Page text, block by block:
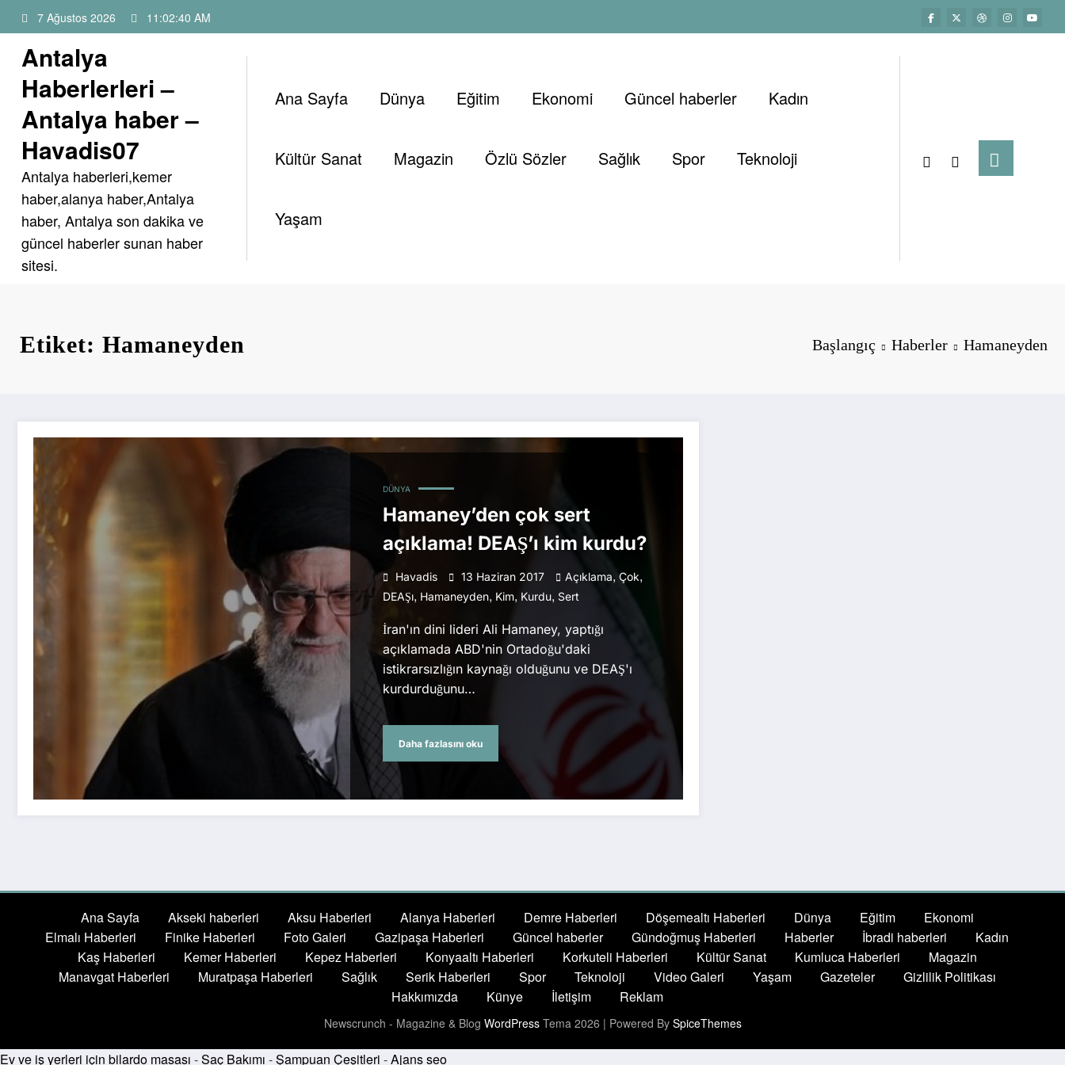
atla
7 Ağustos 2026 11:02:40 AM
Antalya
Haberlerleri –
Antalya haber –
Havadis07
Antalya haberleri,kemer
haber,alanya haber,Antalya
haber, Antalya son dakika ve
güncel haberler sunan haber
sitesi.
Ana Sayfa Dünya Eğitim Ekonomi Güncel haberler Kadın
Kültür Sanat Magazin Özlü Sözler Sağlık Spor Teknoloji
Yaşam
Etiket: Hamaneyden Başlangıç Haberler Hamaneyden
DÜNYA
Hamaney’den çok sert
açıklama! DEAŞ’ı kim kurdu?
Havadis 13 Haziran 2017 Açıklama,Çok,
DEAŞı, Hamaneyden, Kim, Kurdu, Sert
İran'ın dini lideri Ali Hamaney, yaptığı
açıklamada ABD'nin Ortadoğu'daki
istikrarsızlığın kaynağı olduğunu ve DEAŞ'ı
kurdurduğunu…
Daha fazlasını oku
Ana Sayfa Akseki haberleri Aksu Haberleri Alanya Haberleri Demre Haberleri Döşemealtı Haberleri Dünya Eğitim
Ekonomi
Elmalı Haberleri
Finike Haberleri Foto Galeri Gazipaşa Haberleri Güncel haberler Gündoğmuş Haberleri Haberler İbradi haberleri
Kadın
Kaş Haberleri
Kemer Haberleri Kepez Haberleri Konyaaltı Haberleri Korkuteli Haberleri Kültür Sanat Kumluca Haberleri
Magazin
Manavgat Haberleri
Muratpaşa Haberleri Sağlık Serik Haberleri Spor Teknoloji Video Galeri Yaşam Gazeteler
Gizlilik Politikası
Hakkımızda
Künye İletişim Reklam
Newscrunch - Magazine & Blog WordPressTema 2026 | Powered By SpiceThemes
Ev ve iş yerleri için bilardo masası -Saç Bakımı -Şampuan Çeşitleri -Ajans seo